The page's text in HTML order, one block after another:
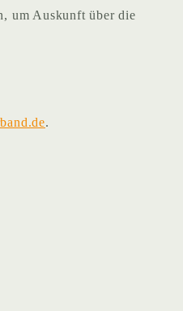
um Auskunft über die
.